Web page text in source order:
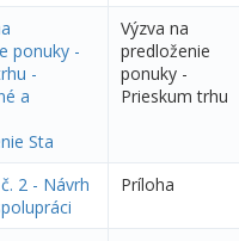
ponuky -
-
a
Sta
Výzva na
predloženie
ponuky -
Prieskum trhu
2 - Návrh
Príloha